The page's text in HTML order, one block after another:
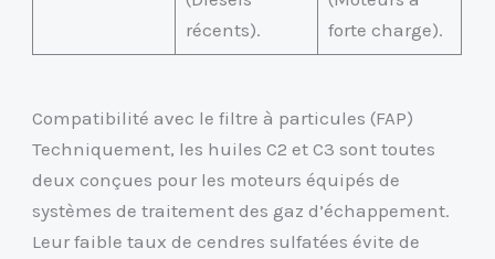
récents).
forte charge).
Compatibilité avec le filtre à particules (FAP)
Techniquement, les huiles C2 et C3 sont toutes
deux conçues pour les moteurs équipés de
systèmes de traitement des gaz d’échappement.
Leur faible taux de cendres sulfatées évite de